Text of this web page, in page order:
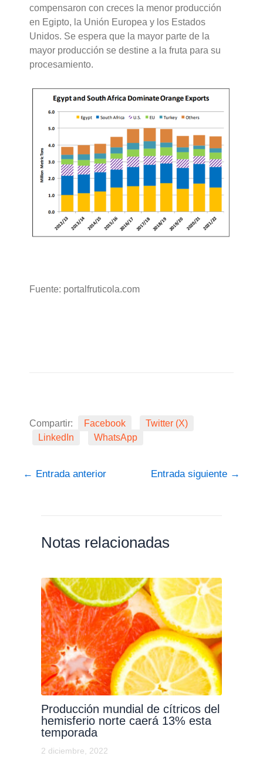
compensaron con creces la menor producción
en Egipto, la Unión Europea y los Estados
Unidos. Se espera que la mayor parte de la
mayor producción se destine a la fruta para su
procesamiento.
Fuente: portalfruticola.com
Compartir: Facebook
Twitter (X)
LinkedIn
WhatsApp
← Entrada anterior Entrada siguiente →
Notas relacionadas
Producción mundial de cítricos del
hemisferio norte caerá 13% esta
temporada
2 diciembre, 2022